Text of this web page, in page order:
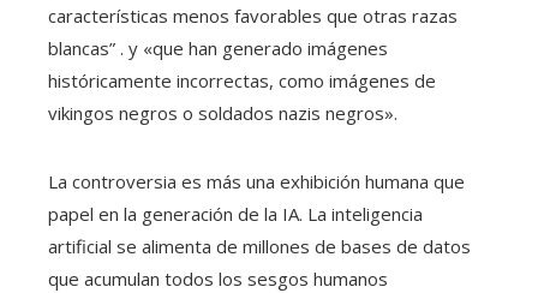
características menos favorables que otras razas
blancas” . y «que han generado imágenes
históricamente incorrectas, como imágenes de
vikingos negros o soldados nazis negros».
La controversia es más una exhibición humana que
papel en la generación de la IA. La inteligencia
artificial se alimenta de millones de bases de datos
que acumulan todos los sesgos humanos